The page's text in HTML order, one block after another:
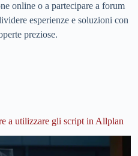
online o a partecipare a forum
esperienze e soluzioni con
preziose.
a utilizzare gli script in Allplan